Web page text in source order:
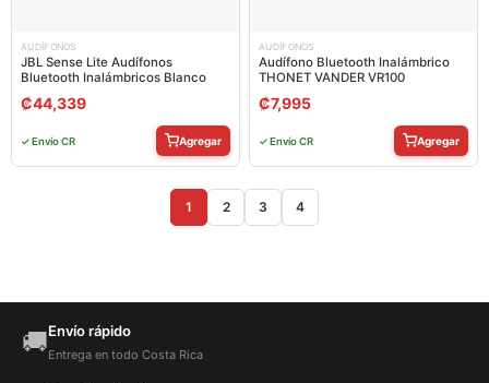
AUDÍFONOS
JBL Sense Lite Audífonos
Bluetooth Inalámbricos Blanco
₡44,339
✓ Envío CR Agregar
AUDÍFONOS
Audífono Bluetooth Inalámbrico
THONET VANDER VR100
₡7,995
✓ Envío CR Agregar
1 2 3 4
🚚Envío rápido
Entrega en todo Costa Rica